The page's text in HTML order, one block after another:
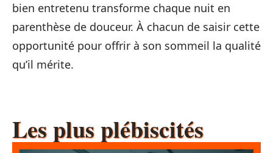
bien entretenu transforme chaque nuit en
parenthèse de douceur. À chacun de saisir cette
opportunité pour offrir à son sommeil la qualité
qu’il mérite.
Les plus plébiscités